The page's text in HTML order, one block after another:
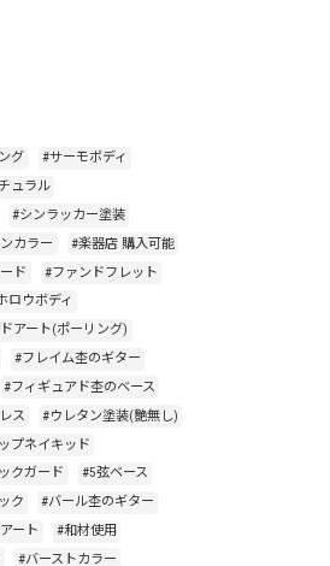
グ
#サーモボディ
ュラル
#シンラッカー塗装
カラー
#楽器店 購入可能
ド
#ファンドフレット
ロウボディ
アート(ポーリング)
#フレイム杢のギター
#フィギュアド杢のベース
ス
#ウレタン塗装(艶無し)
プネイキッド
クガード
#5弦ベース
ク
#バール杢のギター
ート
#和材使用
#バーストカラー